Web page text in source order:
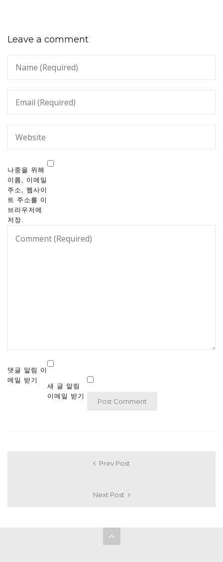
Leave a comment
나중을 위해
이름, 이메일
주소, 웹사이
트 주소를 이
브라우저에
저장.
댓글 알림 이
메일 받기
새 글 알림
이메일 받기
Prev Post
Next Post